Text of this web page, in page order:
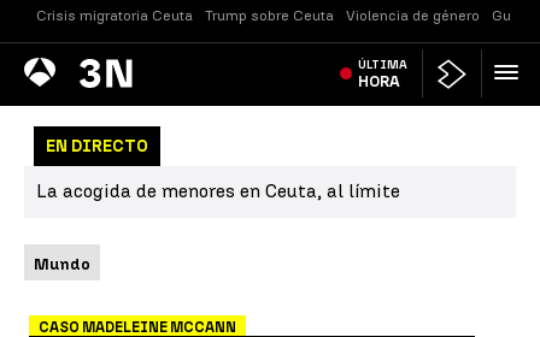
Crisis migratoria Ceuta Trump sobre Ceuta Violencia de género
Antena
3 Noticias ÚLTIMA
HORA
EN DIRECTO
La acogida de menores en Ceuta, al límite
Mundo
CASO MADELEINE MCCANN